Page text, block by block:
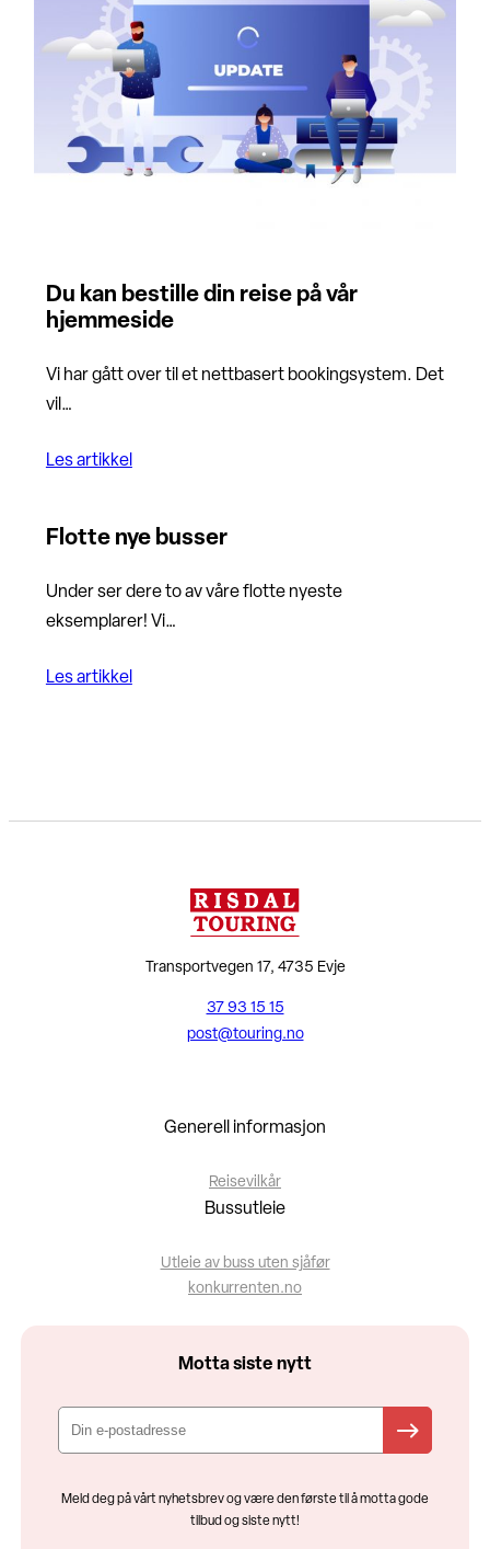
Du kan bestille din reise på vår
hjemmeside
Vi har gått over til et nettbasert bookingsystem. Det
vil…
Les artikkel
Flotte nye busser
Under ser dere to av våre flotte nyeste
eksemplarer! Vi…
Les artikkel
Transportvegen 17, 4735 Evje
37 93 15 15
post@touring.no
Generell informasjon
Reisevilkår
Bussutleie
Utleie av buss uten sjåfør
konkurrenten.no
Motta siste nytt
Meld deg på vårt nyhetsbrev og være den første til å motta gode
tilbud og siste nytt!